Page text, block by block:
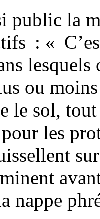
public la
: «
lesquels
ou
le sol,
les
nappe